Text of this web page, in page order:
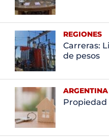
REGIONES
Carreras:
de pesos
ARGENTINA
Propiedad